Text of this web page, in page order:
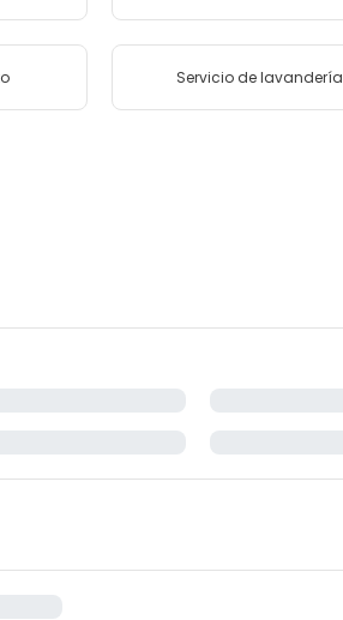
Servicio de lavandería